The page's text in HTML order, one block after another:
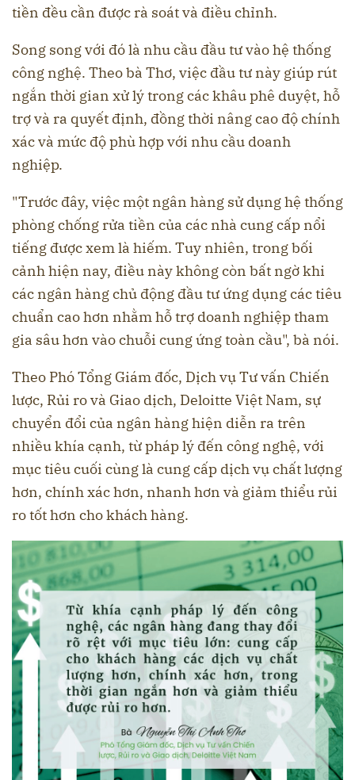
tiền đều cần được rà soát và điều chỉnh.
Song song với đó là nhu cầu đầu tư vào hệ thống
công nghệ. Theo bà Thơ, việc đầu tư này giúp rút
ngắn thời gian xử lý trong các khâu phê duyệt, hỗ
trợ và ra quyết định, đồng thời nâng cao độ chính
xác và mức độ phù hợp với nhu cầu doanh
nghiệp.
"Trước đây, việc một ngân hàng sử dụng hệ thống
phòng chống rửa tiền của các nhà cung cấp nổi
tiếng được xem là hiếm. Tuy nhiên, trong bối
cảnh hiện nay, điều này không còn bất ngờ khi
các ngân hàng chủ động đầu tư ứng dụng các tiêu
chuẩn cao hơn nhằm hỗ trợ doanh nghiệp tham
gia sâu hơn vào chuỗi cung ứng toàn cầu", bà nói.
Theo Phó Tổng Giám đốc, Dịch vụ Tư vấn Chiến
lược, Rủi ro và Giao dịch, Deloitte Việt Nam, sự
chuyển đổi của ngân hàng hiện diễn ra trên
nhiều khía cạnh, từ pháp lý đến công nghệ, với
mục tiêu cuối cùng là cung cấp dịch vụ chất lượng
hơn, chính xác hơn, nhanh hơn và giảm thiểu rủi
ro tốt hơn cho khách hàng.